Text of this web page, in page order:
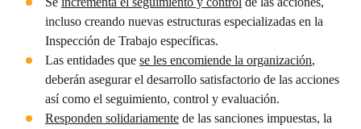
incluso creando nuevas estructuras especializadas en la
Inspección de Trabajo específicas.
Las entidades que se les encomiende la organización,
deberán asegurar el desarrollo satisfactorio de las acciones
así como el seguimiento, control y evaluación.
Responden solidariamente de las sanciones impuestas, la